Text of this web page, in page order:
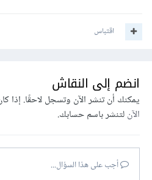
اقتباس
انضم إلى النقاش
يمكنك أن تنشر الآن وتسجل لاحقًا. إذا
الآنلتنشر باسم حسابك.
أجب على هذا السؤال...